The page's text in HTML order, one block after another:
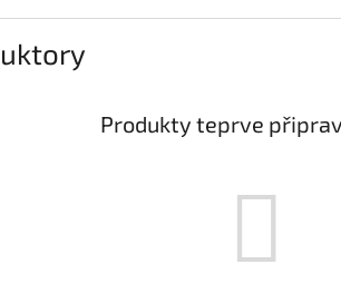
Produkty teprve